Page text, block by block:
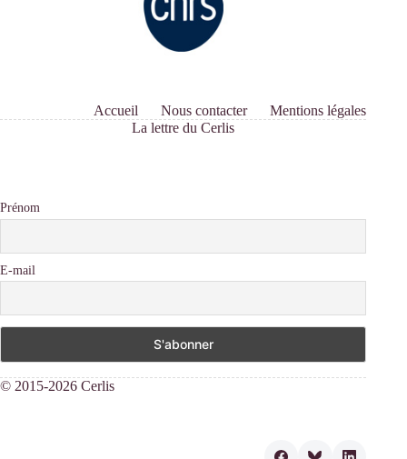
Accueil Nous contacter
Mentions légales
La lettre du Cerlis
Prénom
E-mail
© 2015-2026 Cerlis